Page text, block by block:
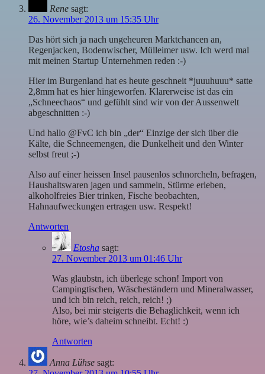
Rene sagt:
26. November 2013 um 15:35 Uhr
Das hört sich ja nach ungeheuren Marktchancen an,
Regenjacken, Bodenwischer, Mülleimer usw. Ich werd mal
mit meinen Startup Unternehmen reden :-)
Hier im Burgenland hat es heute geschneit *juuuhuuu* satte
2,8mm hat es hier hingeworfen. Klarerweise ist das ein
„Schneechaos“ und gefühlt sind wir von der Aussenwelt
abgeschnitten :-)
Und hallo @FvC ich bin „der“ Einzige der sich über die
Kälte, die Schneemengen, die Dunkelheit und den Winter
selbst freut ;-)
Also auf einer heissen Insel pausenlos schnorcheln, befragen,
Haushaltswaren jagen und sammeln, Stürme erleben,
alkoholfreies Bier trinken, Fische beobachten,
Hahnaufweckungen ertragen usw. Respekt!
Antworten
Etosha sagt:
27. November 2013 um 01:46 Uhr
Was glaubstn, ich überlege schon! Import von
Campingtischen, Wäscheständern und Mineralwasser,
und ich bin reich, reich, reich! ;)
Also, bei mir steigerts die Behaglichkeit, wenn ich
höre, wie’s daheim schneibt. Echt! :)
Antworten
Anna Lühse sagt: